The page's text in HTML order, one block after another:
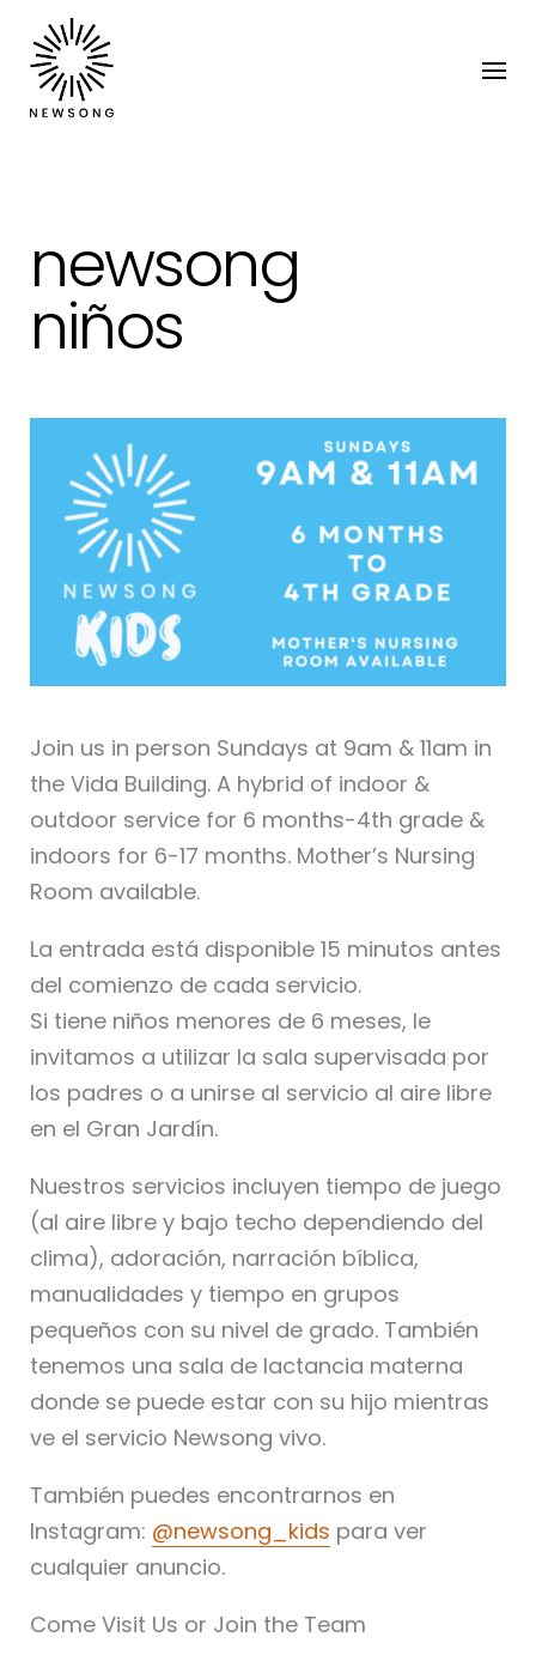
newsong
niños
Join us in person Sundays at 9am & 11am in
the Vida Building. A hybrid of indoor &
outdoor service for 6 months-4th grade &
indoors for 6-17 months. Mother’s Nursing
Room available.
La entrada está disponible 15 minutos antes
del comienzo de cada servicio.
Si tiene niños menores de 6 meses, le
invitamos a utilizar la sala supervisada por
los padres o a unirse al servicio al aire libre
en el Gran Jardín.
Nuestros servicios incluyen tiempo de juego
(al aire libre y bajo techo dependiendo del
clima), adoración, narración bíblica,
manualidades y tiempo en grupos
pequeños con su nivel de grado. También
tenemos una sala de lactancia materna
donde se puede estar con su hijo mientras
ve el servicio Newsong vivo.
También puedes encontrarnos en
Instagram: @newsong_kids para ver
cualquier anuncio.
Come Visit Us or Join the Team